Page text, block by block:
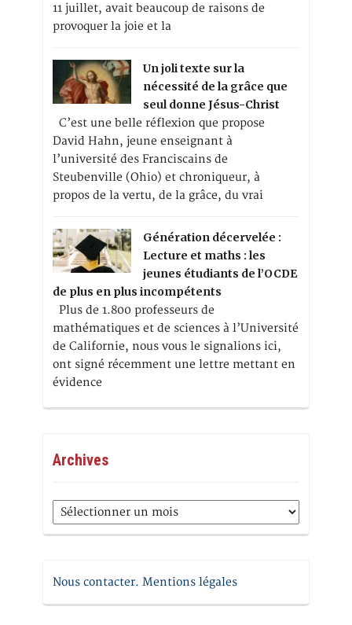
11 juillet, avait beaucoup de raisons de
provoquer la joie et la
Un joli texte sur la
nécessité de la grâce que
seul donne Jésus-Christ
C’est une belle réflexion que propose
David Hahn, jeune enseignant à
l’université des Franciscains de
Steubenville (Ohio) et chroniqueur, à
propos de la vertu, de la grâce, du vrai
Génération décervelée :
Lecture et maths : les
jeunes étudiants de l’OCDE
de plus en plus incompétents
Plus de 1.800 professeurs de
mathématiques et de sciences à l’Université
de Californie, nous vous le signalions ici,
ont signé récemment une lettre mettant en
évidence
Archives
Archives
Nous contacter. Mentions légales